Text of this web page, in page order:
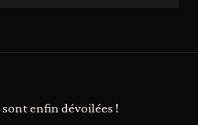
enfin dévoilées !